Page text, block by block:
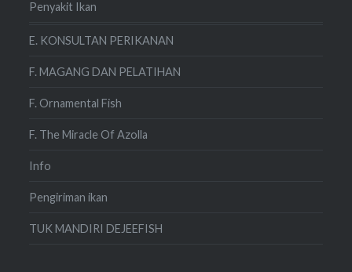
Penyakit Ikan
E. KONSULTAN PERIKANAN
F. MAGANG DAN PELATIHAN
F. Ornamental Fish
F. The Miracle Of Azolla
Info
Pengiriman ikan
TUK MANDIRI DEJEEFISH